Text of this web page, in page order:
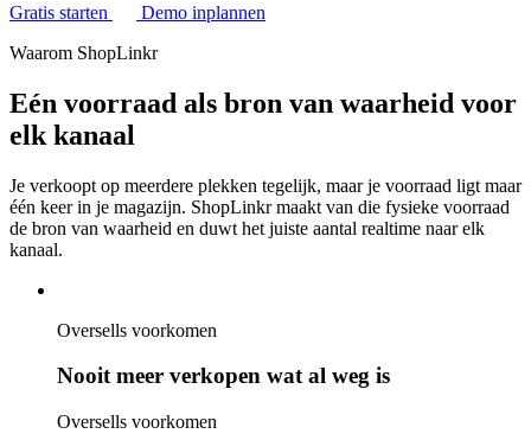
Gratis starten
Demo inplannen
Waarom ShopLinkr
Eén voorraad als bron van waarheid voor
elk kanaal
Je verkoopt op meerdere plekken tegelijk, maar je voorraad ligt maar
één keer in je magazijn. ShopLinkr maakt van die fysieke voorraad
de bron van waarheid en duwt het juiste aantal realtime naar elk
kanaal.
Oversells voorkomen
Nooit meer verkopen wat al weg is
Oversells voorkomen